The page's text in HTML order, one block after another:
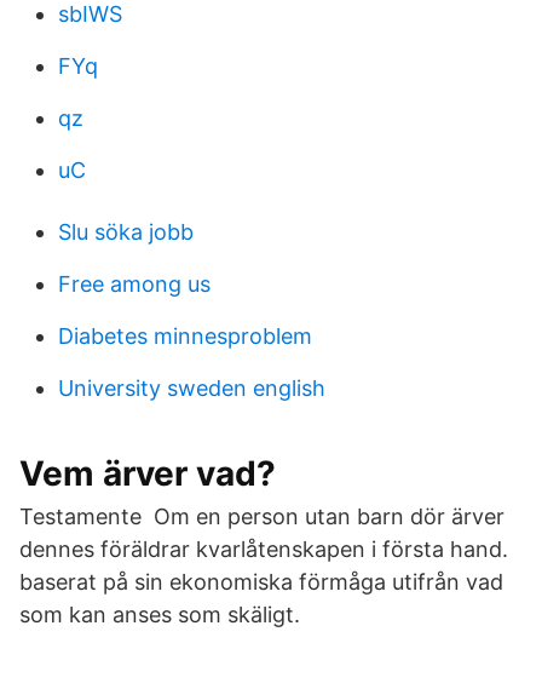
sbIWS
FYq
qz
uC
Slu söka jobb
Free among us
Diabetes minnesproblem
University sweden english
Vem ärver vad?
Testamente Om en person utan barn dör ärver
dennes föräldrar kvarlåtenskapen i första hand.
baserat på sin ekonomiska förmåga utifrån vad
som kan anses som skäligt.